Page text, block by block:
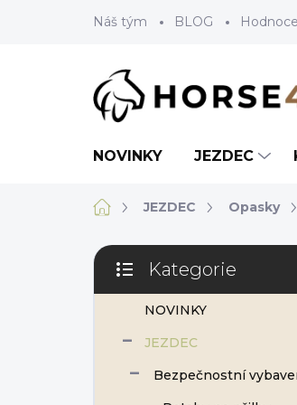
Náš tým BLOG
NOVINKY JEZDEC
DomůJEZDEC Opasky
P
s
Přeskočit
kategorie
Kategorie
NOVINKY
JEZDEC
Bezpečnostní